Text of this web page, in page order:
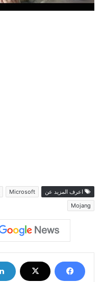
اعرف المزيد عن Microsoft
Mojang